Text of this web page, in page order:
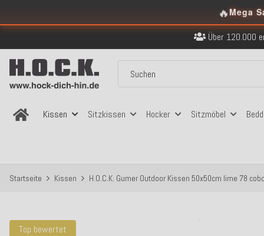
🔥Mega
Kostenloser Versand
Über 120.000
Sicher
Kissen Sitzkissen Hocker Sitzmöbel
Startseite Kissen H.O.C.K. Gumer Outdoor Kissen 50x50cm lime 78
Top bewertet